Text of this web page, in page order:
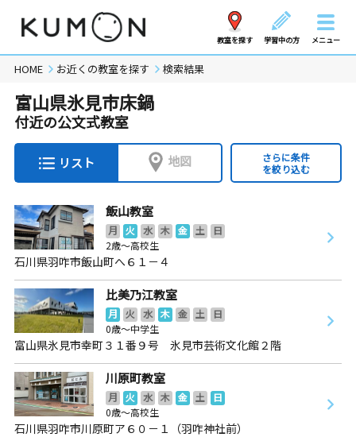
教室を探す 学習中の方 メニュー
HOME お近くの教室を探す 検索結果
富山県氷見市床鍋
付近の公文式教室
リスト 地図
さらに条件
を絞り込む
飯山教室
月 火 水 木 金 土
日
2歳～高校生
石川県羽咋市飯山町へ６１－４
比美乃江教室
月 火 水 木 金 土
日
0歳～中学生
富山県氷見市幸町３１番９号 氷見市芸術文化館２階
川原町教室
月 火 水 木 金 土
日
0歳～高校生
石川県羽咋市川原町ア６０－１（羽咋神社前）